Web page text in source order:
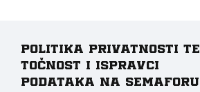
Politika privatnosti te
točnost i ispravci
podataka na Semaforu